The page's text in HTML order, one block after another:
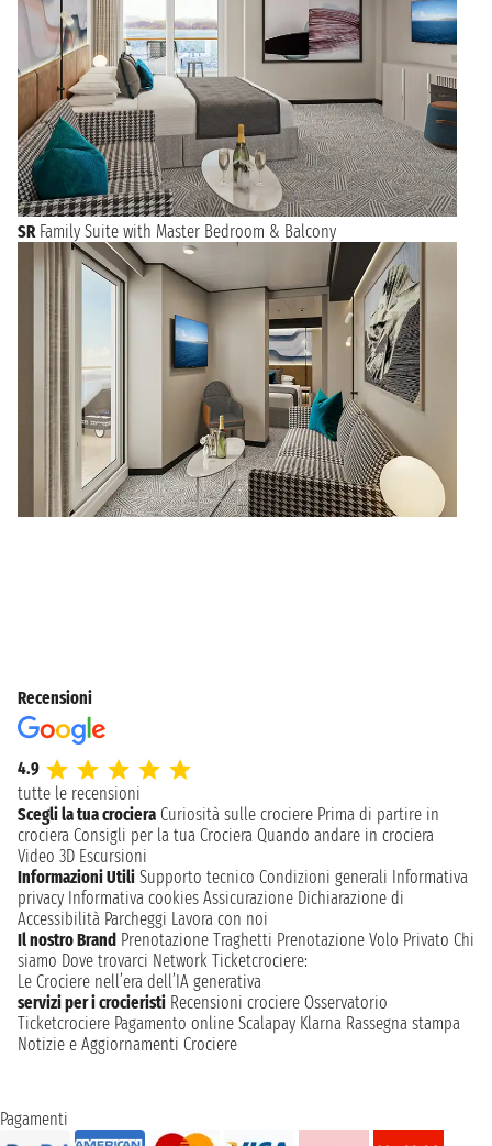
SR Family Suite with Master Bedroom & Balcony
Recensioni
4.9
tutte le recensioni
Scegli la tua crociera Curiosità sulle crociere Prima di partire in
crociera Consigli per la tua Crociera Quando andare in crociera
Video 3D Escursioni
Informazioni Utili Supporto tecnico Condizioni generali Informativa
privacy Informativa cookies Assicurazione Dichiarazione di
Accessibilità Parcheggi Lavora con noi
Il nostro Brand Prenotazione Traghetti Prenotazione Volo Privato Chi
siamo Dove trovarci Network Ticketcrociere:
Le Crociere nell’era dell’IA generativa
servizi per i crocieristi Recensioni crociere Osservatorio
Ticketcrociere Pagamento online Scalapay Klarna Rassegna stampa
Notizie e Aggiornamenti Crociere
Pagamenti